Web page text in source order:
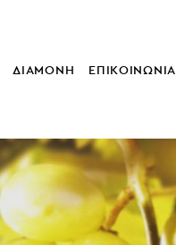
ΔΙΑΜΟΝΗ ΕΠΙΚΟΙΝΩΝΙΑ